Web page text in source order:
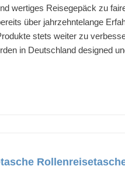
wertiges Reisegepäck zu
über jahrzehntelange
stets weiter zu
in Deutschland designed